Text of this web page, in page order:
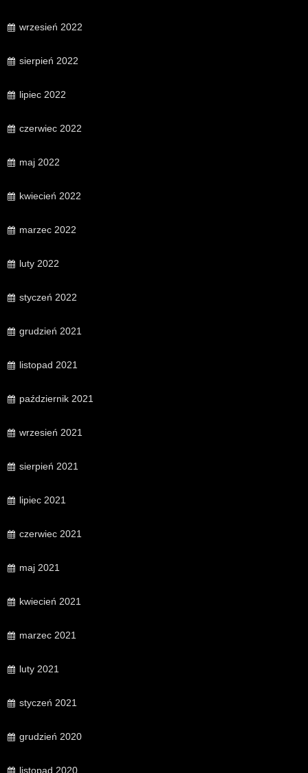
wrzesień 2022
sierpień 2022
lipiec 2022
czerwiec 2022
maj 2022
kwiecień 2022
marzec 2022
luty 2022
styczeń 2022
grudzień 2021
listopad 2021
październik 2021
wrzesień 2021
sierpień 2021
lipiec 2021
czerwiec 2021
maj 2021
kwiecień 2021
marzec 2021
luty 2021
styczeń 2021
grudzień 2020
listopad 2020